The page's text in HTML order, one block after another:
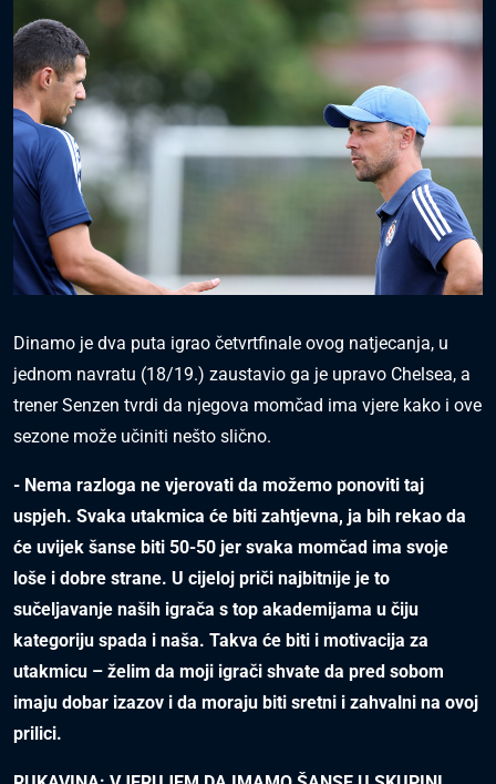
Dinamo je dva puta igrao četvrtfinale ovog natjecanja, u
jednom navratu (18/19.) zaustavio ga je upravo Chelsea, a
trener Senzen tvrdi da njegova momčad ima vjere kako i ove
sezone može učiniti nešto slično.
- Nema razloga ne vjerovati da možemo ponoviti taj
uspjeh. Svaka utakmica će biti zahtjevna, ja bih rekao da
će uvijek šanse biti 50-50 jer svaka momčad ima svoje
loše i dobre strane. U cijeloj priči najbitnije je to
sučeljavanje naših igrača s top akademijama u čiju
kategoriju spada i naša. Takva će biti i motivacija za
utakmicu – želim da moji igrači shvate da pred sobom
imaju dobar izazov i da moraju biti sretni i zahvalni na ovoj
prilici.